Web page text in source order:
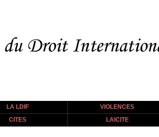
LA LDIF VIOLENCES
CITES LAICITE